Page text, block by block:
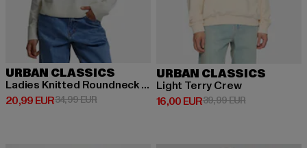
URBAN CLASSICS
Ladies Knitted Roundneck Sweater
20,99 EUR
Derzeitiger Preis: 20,99 EUR
34,99 EURAktionspreis: 34,99 EUR
URBAN CLASSICS
Light Terry Crew
16,00 EUR
Derzeitiger Preis: 16,00 EUR
39,99 EURAktionspreis: